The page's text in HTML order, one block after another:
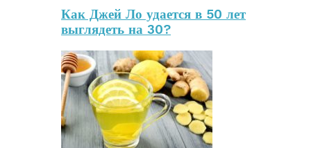
Как Джей Ло удается в 50 лет
выглядеть на 30?